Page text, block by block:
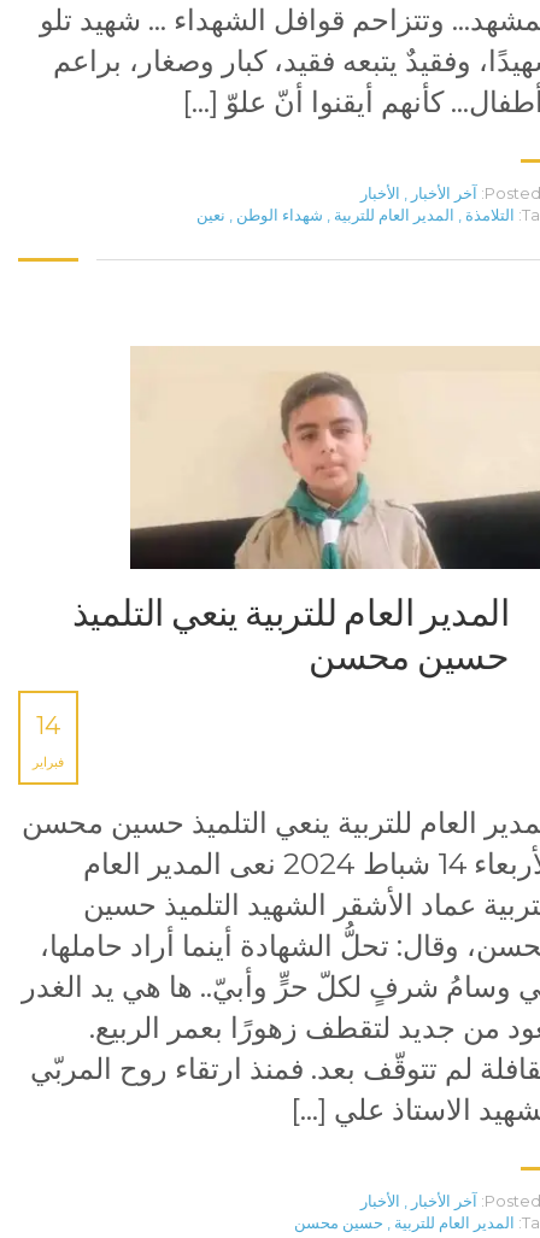
وتتزاحم قوافل الشهداء … شهيد تلو
وفقيدٌ يتبعه فقيد، كبار وصغار، براعم
كأنهم أيقنوا أنّ علوّ […]
Posted آخر الأخبار
الأخبار
التلامذة المدير العام للتربية شهداء الوطن نعين
المدير العام للتربية ينعي التلميذ
حسين محسن
14
فبراير
العام للتربية ينعي التلميذ حسين محسن
الأربعاء 14 شباط 2024 نعى المدير العام
عماد الأشقر الشهيد التلميذ حسين
وقال: تحلُّ الشهادة أينما أراد حاملها،
وسامُ شرفٍ لكلّ حرٍّ وأبيّ.. ها هي يد الغدر
من جديد لتقطف زهورًا بعمر الربيع.
لم تتوقّف بعد. فمنذ ارتقاء روح المربّي
الاستاذ علي […]
Posted آخر الأخبار
الأخبار
المدير العام للتربية حسين محسن